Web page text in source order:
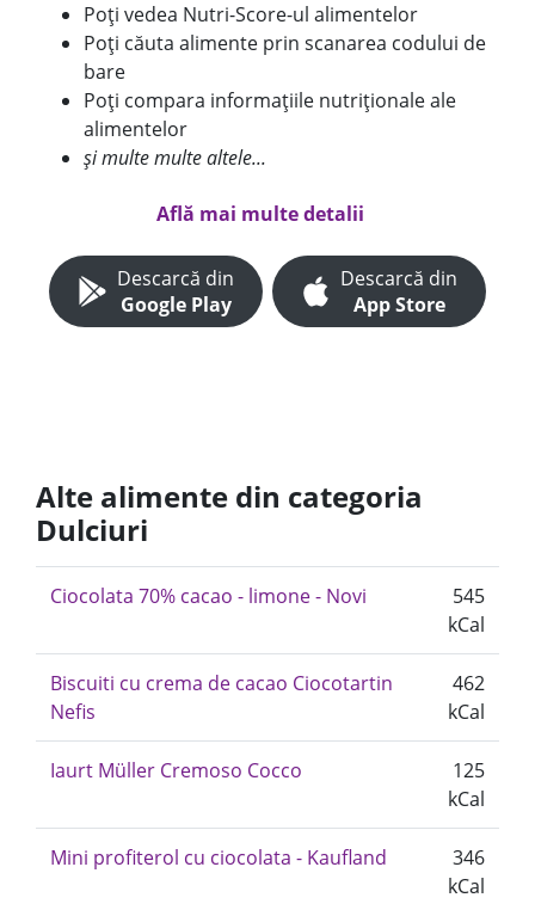
Poți vedea Nutri-Score-ul alimentelor
Poți căuta alimente prin scanarea codului de
bare
Poți compara informațiile nutriționale ale
alimentelor
și multe multe altele...
Află mai multe detalii
Descarcă din
Google Play
Descarcă din
App Store
Alte alimente din categoria
Dulciuri
Ciocolata 70% cacao - limone - Novi
545
kCal
Biscuiti cu crema de cacao Ciocotartin
Nefis
462
kCal
Iaurt Müller Cremoso Cocco
125
kCal
Mini profiterol cu ciocolata - Kaufland
346
kCal